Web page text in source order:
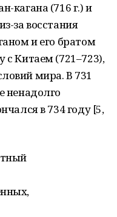
кагана (716 г.) и
за восстания
и его братом
с Китаем (721–723),
мира. В 731
ненадолго
в 734 году [5,